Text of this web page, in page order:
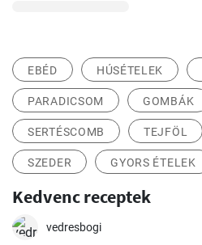
EBÉD HÚSÉTELEK
PARADICSOM GOMBÁK
SERTÉSCOMB TEJFÖL
SZEDER GYORS ÉTELEK
Kedvenc receptek
vedresbogi